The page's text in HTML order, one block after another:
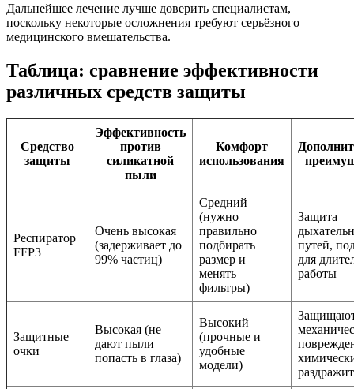
Дальнейшее лечение лучше доверить специалистам,
поскольку некоторые осложнения требуют серьёзного
медицинского вмешательства.
Таблица: сравнение эффективности
различных средств защиты
Средство
защиты
Эффективность
против
силикатной
пыли
Комфорт
использования
Респиратор
FFP3
Очень высокая
(задерживает до
99% частиц)
Средний
(нужно
правильно
подбирать
размер и
менять
фильтры)
Защита
путей,
для
работы
Защитные
очки
Высокая (не
дают пыли
попасть в глаза)
Высокий
(прочные и
удобные
модели)